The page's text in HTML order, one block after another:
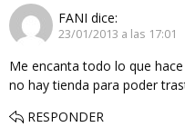
FANI dice:
23/01/2013 a las 17:01
Me encanta todo lo que
no hay tienda para poder
RESPONDER